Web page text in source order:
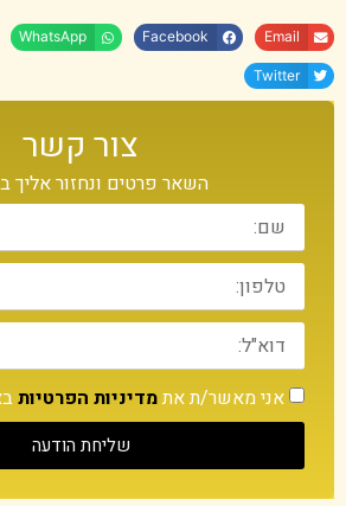
Email
Facebook
WhatsApp
Twitter
צור קשר
השאר פרטים ונחזור אליך
אני מאשר/ת אתמדיניות הפרטיות
שליחת הודעה